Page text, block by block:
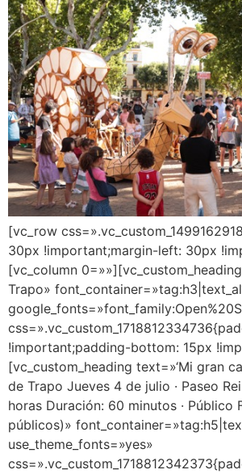
[vc_row
30px !important;margin-left: 30px
[vc_column
Trapo»
!important;padding-bottom: 15px
[vc_custom_heading text=»‘Mi gran
de Trapo Jueves 4 de julio · Paseo
horas Duración: 60 minutos · Público
públicos)»
use_theme_fonts=»yes»